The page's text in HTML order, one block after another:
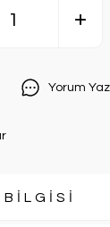
Yorum Yaz
BİLGİSİ